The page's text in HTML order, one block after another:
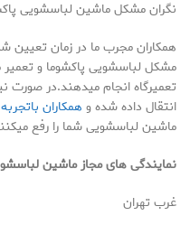
نگران مشکل ماشین لباسشویی
همکاران مجرب ما در زمان تعیین
مشکل لباسشویی پاکشوما و
تعمیرگاه انجام میدهند.در صورت
انتقال داده شده و همکاران
ماشین لباسشویی شما را رفع
نمایندگی های مجاز ماشین
غرب تهران